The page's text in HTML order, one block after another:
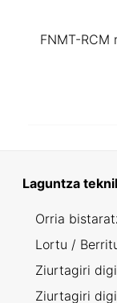
FNMT-RCM
Laguntza
Orria
Lortu /
Ziurtagiri
Ziurtagiri